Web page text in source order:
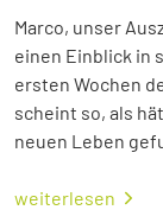
Marco, unser
einen Einblick in
ersten Wochen
scheint so, als
neuen Leben
weiterlesen